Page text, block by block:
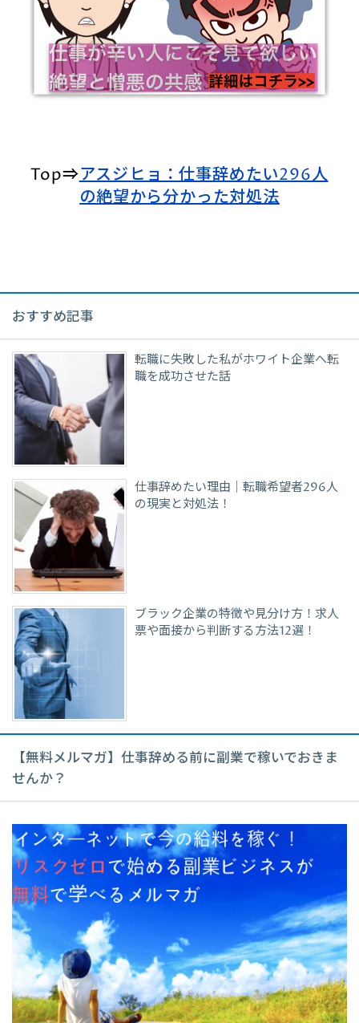
Top⇒アスジヒョ：仕事辞めたい296人
の絶望から分かった対処法
おすすめ記事
転職に失敗した私がホワイト企業へ転
職を成功させた話
仕事辞めたい理由｜転職希望者296人
の現実と対処法！
ブラック企業の特徴や見分け方！求人
票や面接から判断する方法12選！
【無料メルマガ】仕事辞める前に副業で稼いでおきま
せんか？